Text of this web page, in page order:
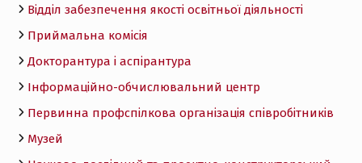
Відділ забезпечення якості освітньої діяльності
Приймальна комісія
Докторантура і аспірантура
Інформаційно-обчислювальний центр
Первинна профспілкова організація співробітників
Музей